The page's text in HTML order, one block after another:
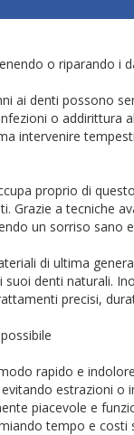
o riparando i
ai denti possono
o addirittura
intervenire
proprio di
Grazie a tecniche
un sorriso sano
di ultima
denti naturali.
precisi,
rapido e
estrazioni o
piacevole e
tempo e costi